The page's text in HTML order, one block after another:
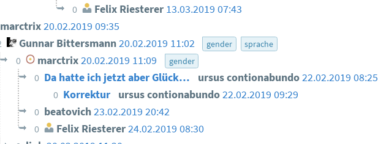
0 Felix Riesterer 13.03.2019 07:43
20.02.2019 09:35
Gunnar Bittersmann 20.02.2019 11:02 gender sprache
0 marctrix20.02.2019 11:09 gender
0 Da hatte ich jetzt aber Glück… ursus contionabundo22.02.2019 08:25
0 Korrektur ursus contionabundo22.02.2019 09:29
0 beatovich23.02.2019 20:42
0 Felix Riesterer24.02.2019 08:30